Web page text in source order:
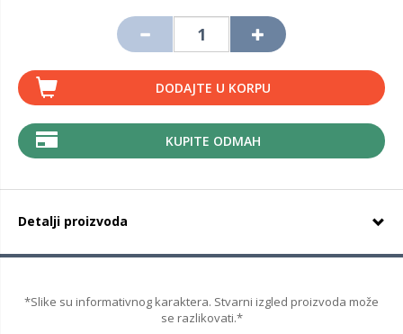
DODAJTE U KORPU
KUPITE ODMAH
Detalji proizvoda
*Slike su informativnog karaktera. Stvarni izgled proizvoda može
se razlikovati.*